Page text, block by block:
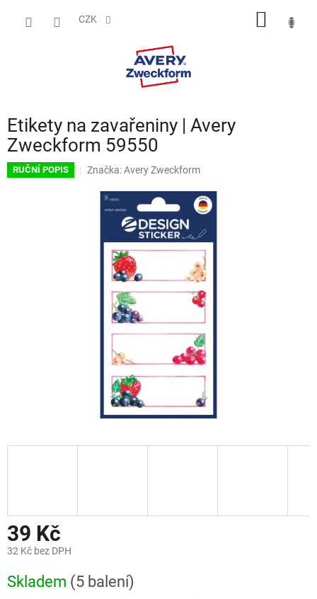
CZK
Etikety na zavařeniny | Avery
Zweckform 59550
RUČNÍ POPIS Značka:Avery Zweckform
39 Kč
32 Kč bez DPH
cena:
Skladem (5 balení)